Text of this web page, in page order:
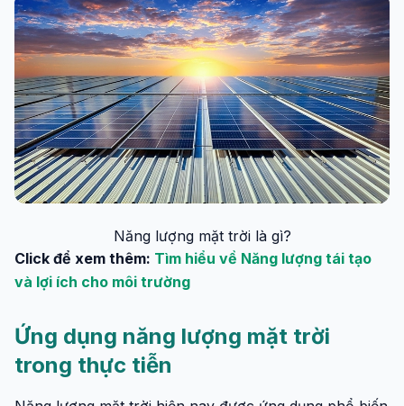
Năng lượng mặt trời là gì?
Click để xem thêm: Tìm hiểu về Năng lượng tái tạo
và lợi ích cho môi trường
Ứng dụng năng lượng mặt trời
trong thực tiễn